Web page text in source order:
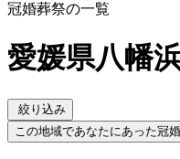
冠婚葬祭の一覧
愛媛県八幡
絞り込み
この地域であなたにあった冠